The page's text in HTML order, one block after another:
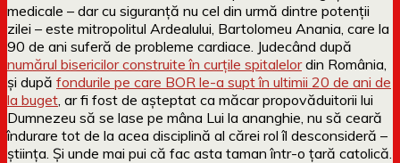
medicale – dar cu siguranță nu cel din urmă dintre potenții
zilei – este mitropolitul Ardealului, Bartolomeu Anania, care la
90 de ani suferă de probleme cardiace. Judecând după
numărul bisericilor construite în curţile spitalelordin România,
şi după fondurile pe care BOR le-a supt în ultimii 20 de ani de
la buget , ar fi fost de așteptat ca măcar propovăduitorii lui
Dumnezeu să se lase pe mâna Lui la ananghie, nu să ceară
îndurare tot de la acea disciplină al cărei rol îl desconsideră –
știința. Și unde mai pui că fac asta taman într-o țară catolică.